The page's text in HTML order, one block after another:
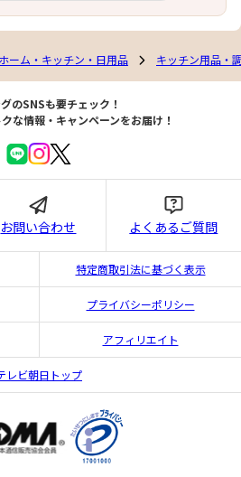
ホーム・キッチン・日用品 キッチン用品・
のSNSも要チェック！
な情報・キャンペーンをお届け！
お問い合わせ よくあるご質問
特定商取引法に基づく表示
プライバシーポリシー
アフィリエイト
レビ朝日トップ